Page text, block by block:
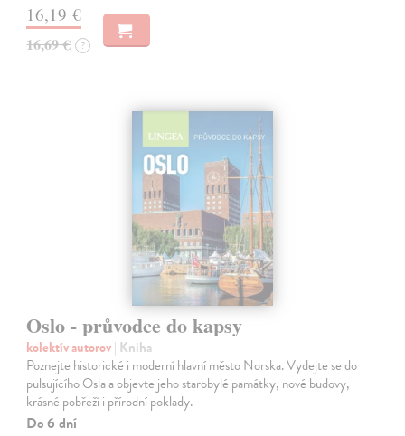
16,19 €
16,69 € ?
Oslo - průvodce do kapsy
kolektív autorov| Kniha
Poznejte historické i moderní hlavní město Norska. Vydejte se do
pulsujícího Osla a objevte jeho starobylé památky, nové budovy,
krásné pobřeží i přírodní poklady.
Do 6 dní